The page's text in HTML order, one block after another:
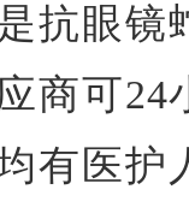
抗眼镜
商可
有医护